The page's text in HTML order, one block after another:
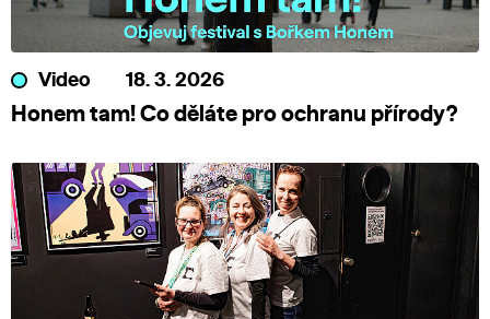
Video 18. 3. 2026
Honem tam! Co děláte pro ochranu přírody?